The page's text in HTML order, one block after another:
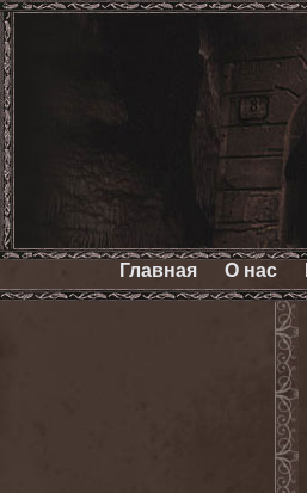
Главная О нас